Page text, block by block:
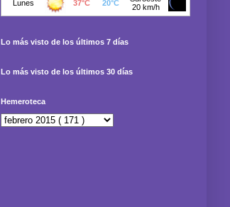
Lo más visto de los últimos 7 días
Lo más visto de los últimos 30 días
Hemeroteca